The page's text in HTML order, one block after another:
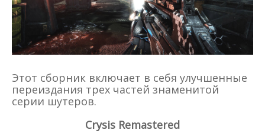
Этот сборник включает в себя улучшенные
переиздания трех частей знаменитой
серии шутеров.
Crysis Remastered